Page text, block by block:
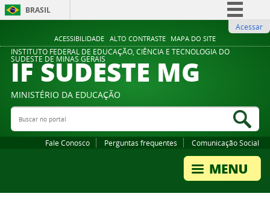
ACESSIBILIDADE ALTO CONTRASTE MAPA DO SITE
BRASIL
Comunica BR
Participe
Legislação
Acessar
INSTITUTO FEDERAL DE EDUCAÇÃO, CIÊNCIA E TECNOLOGIA DO
SUDESTE DE MINAS GERAIS
IF SUDESTE MG
MINISTÉRIO DA EDUCAÇÃO
Buscar no portal
Fale Conosco Perguntas frequentes Comunicação Social